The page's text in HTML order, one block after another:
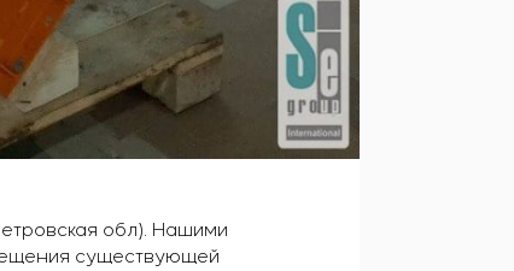
обл). Нашими
существующей